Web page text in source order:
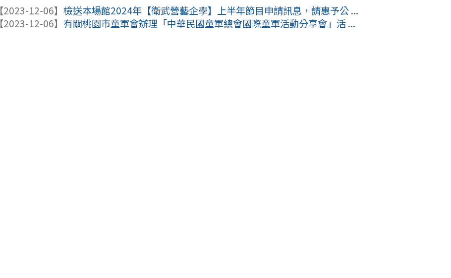
【2023-12-06】檢送本場館2024年【衛武營藝企學】上半年節目申請訊息，請惠予公 ...
【2023-12-06】 有關桃園市童軍會辦理「中華民國童軍總會國際童軍活動分享會」活 ...